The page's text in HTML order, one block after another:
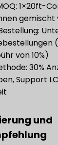
1×20ft-
von 10%)
30%
Support
und